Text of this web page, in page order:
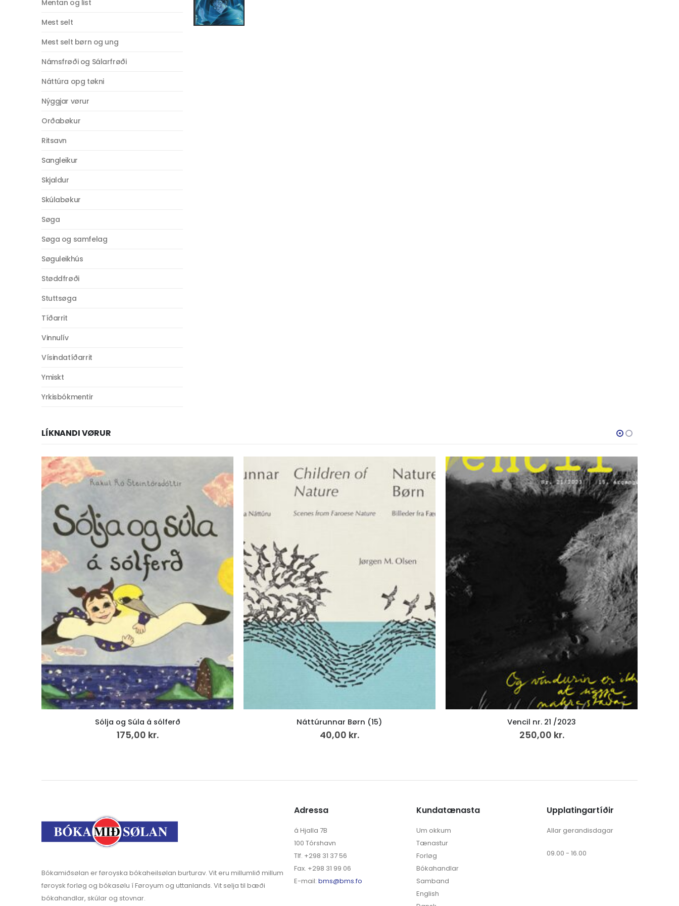
Mentan og list
Mest selt
Mest selt børn og ung
Námsfrøði og Sálarfrøði
Náttúra opg tøkni
Nýggjar vørur
Orðabøkur
Ritsavn
Sangleikur
Skjaldur
Skúlabøkur
Søga
Søga og samfelag
Søguleikhús
Støddfrøði
Stuttsøga
Tíðarrit
Vinnulív
Vísindatíðarrit
Ymiskt
Yrkisbókmentir
LÍKNANDI VØRUR
Náttúrunnar Børn (15)
40,00 kr.
Vencil nr. 21 /2023
250,00kr.
Byrta, LP
200,00kr.v.mvg
Bókamiðsølan er føroyska bókaheilsølan burturav. Vit eru millumlið millum
føroysk forløg og bókasølu í Føroyum og uttanlands. Vit selja til bæði
bókahandlar, skúlar og stovnar.
Adressa
á Hjalla 7B
100 Tórshavn
Tlf. +298 31 37 56
Fax. +298 31 99 06
E-mail: bms@bms.fo
Kundatænasta
Um okkum
Tænastur
Forløg
Bókahandlar
Samband
English
Upplatingartíðir
Allar gerandisdagar
09.00 - 16.00